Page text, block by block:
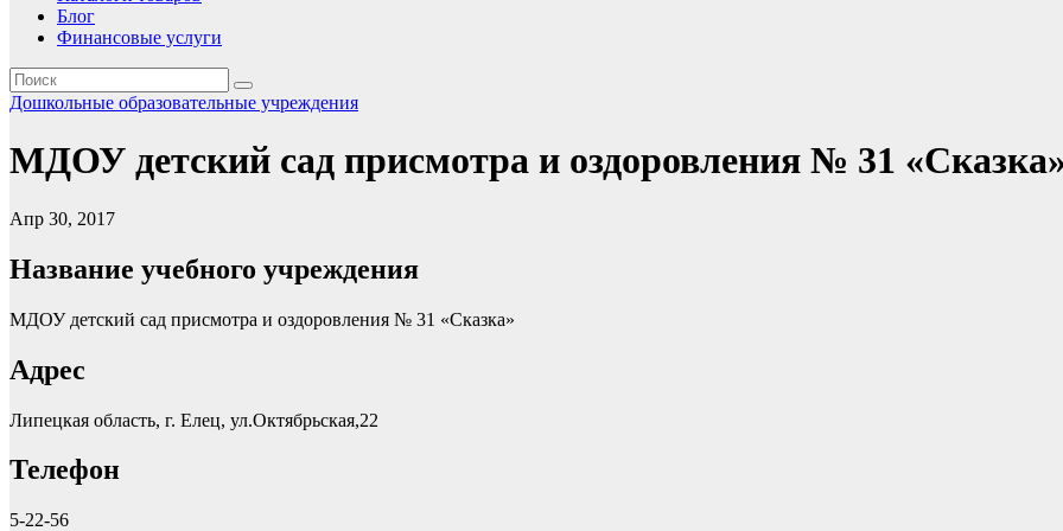
Блог
Финансовые услуги
Дошкольные образовательные учреждения
МДОУ детский сад присмотра и оздоровления № 31
Апр 30, 2017
Название учебного учреждения
МДОУ детский сад присмотра и оздоровления № 31 «Сказка»
Адрес
Липецкая область, г. Елец, ул.Октябрьская,22
Телефон
5-22-56